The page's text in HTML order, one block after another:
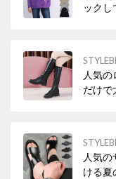
ックしてみ
人気の
だけで
人気の
ける夏の